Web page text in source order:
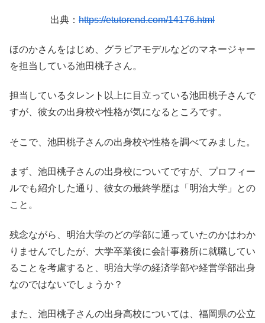
出典： https://etutorend.com/14176.html
ほのかさんをはじめ、グラビアモデルなどのマネージャー
を担当している池田桃子さん。
担当しているタレント以上に目立っている池田桃子さんで
すが、彼女の出身校や性格が気になるところです。
そこで、池田桃子さんの出身校や性格を調べてみました。
まず、池田桃子さんの出身校についてですが、プロフィー
ルでも紹介した通り、彼女の最終学歴は「明治大学」との
こと。
残念ながら、明治大学のどの学部に通っていたのかはわか
りませんでしたが、大学卒業後に会計事務所に就職してい
ることを考慮すると、明治大学の経済学部や経営学部出身
なのではないでしょうか？
また、池田桃子さんの出身高校については、福岡県の公立